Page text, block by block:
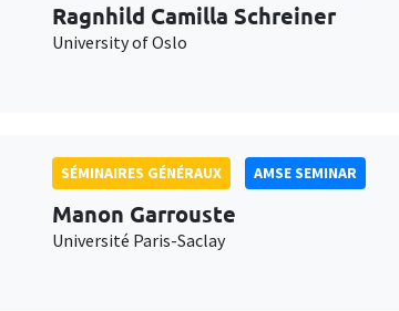
Ragnhild Camilla Schreiner
University of Oslo
SÉMINAIRES GÉNÉRAUX AMSE SEMINAR
Manon Garrouste
Université Paris-Saclay